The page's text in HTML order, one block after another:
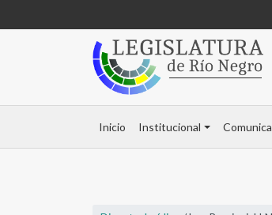
Inicio Institucional